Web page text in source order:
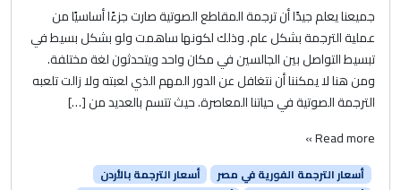
جميعنا يعلم جيدًا أن ترجمة المقاطع الصوتية صارت جزءًا أساسيًا من
عملية الترجمة بشكل عام. وذلك لكونها ساهمت ولو بشكل بسيط في
تبسيط التواصل بين الجالسين في مكان واحد ويتحدثون لغة مختلفة.
ومن هنا لا يمكننا أن نتغافل عن الدور المهم الذي لعبته ولا زالت تلعبه
الترجمة الصوتية في حياتنا المعاصرة. حيث تتسم بالعديد من […]
Read more »
أسعار الترجمة الفورية في مصر
أسعار الترجمة بالأردن